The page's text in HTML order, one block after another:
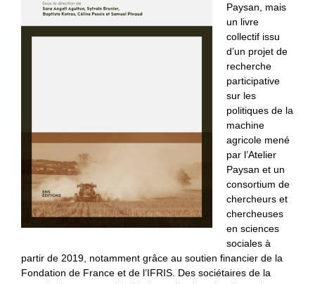
Paysan, mais
un livre
collectif issu
d’un projet de
recherche
participative
sur les
politiques de la
machine
agricole mené
par l’Atelier
Paysan et un
consortium de
chercheurs et
chercheuses
en sciences
sociales à
partir de 2019, notamment grâce au soutien financier de la
Fondation de France et de l’IFRIS. Des sociétaires de la